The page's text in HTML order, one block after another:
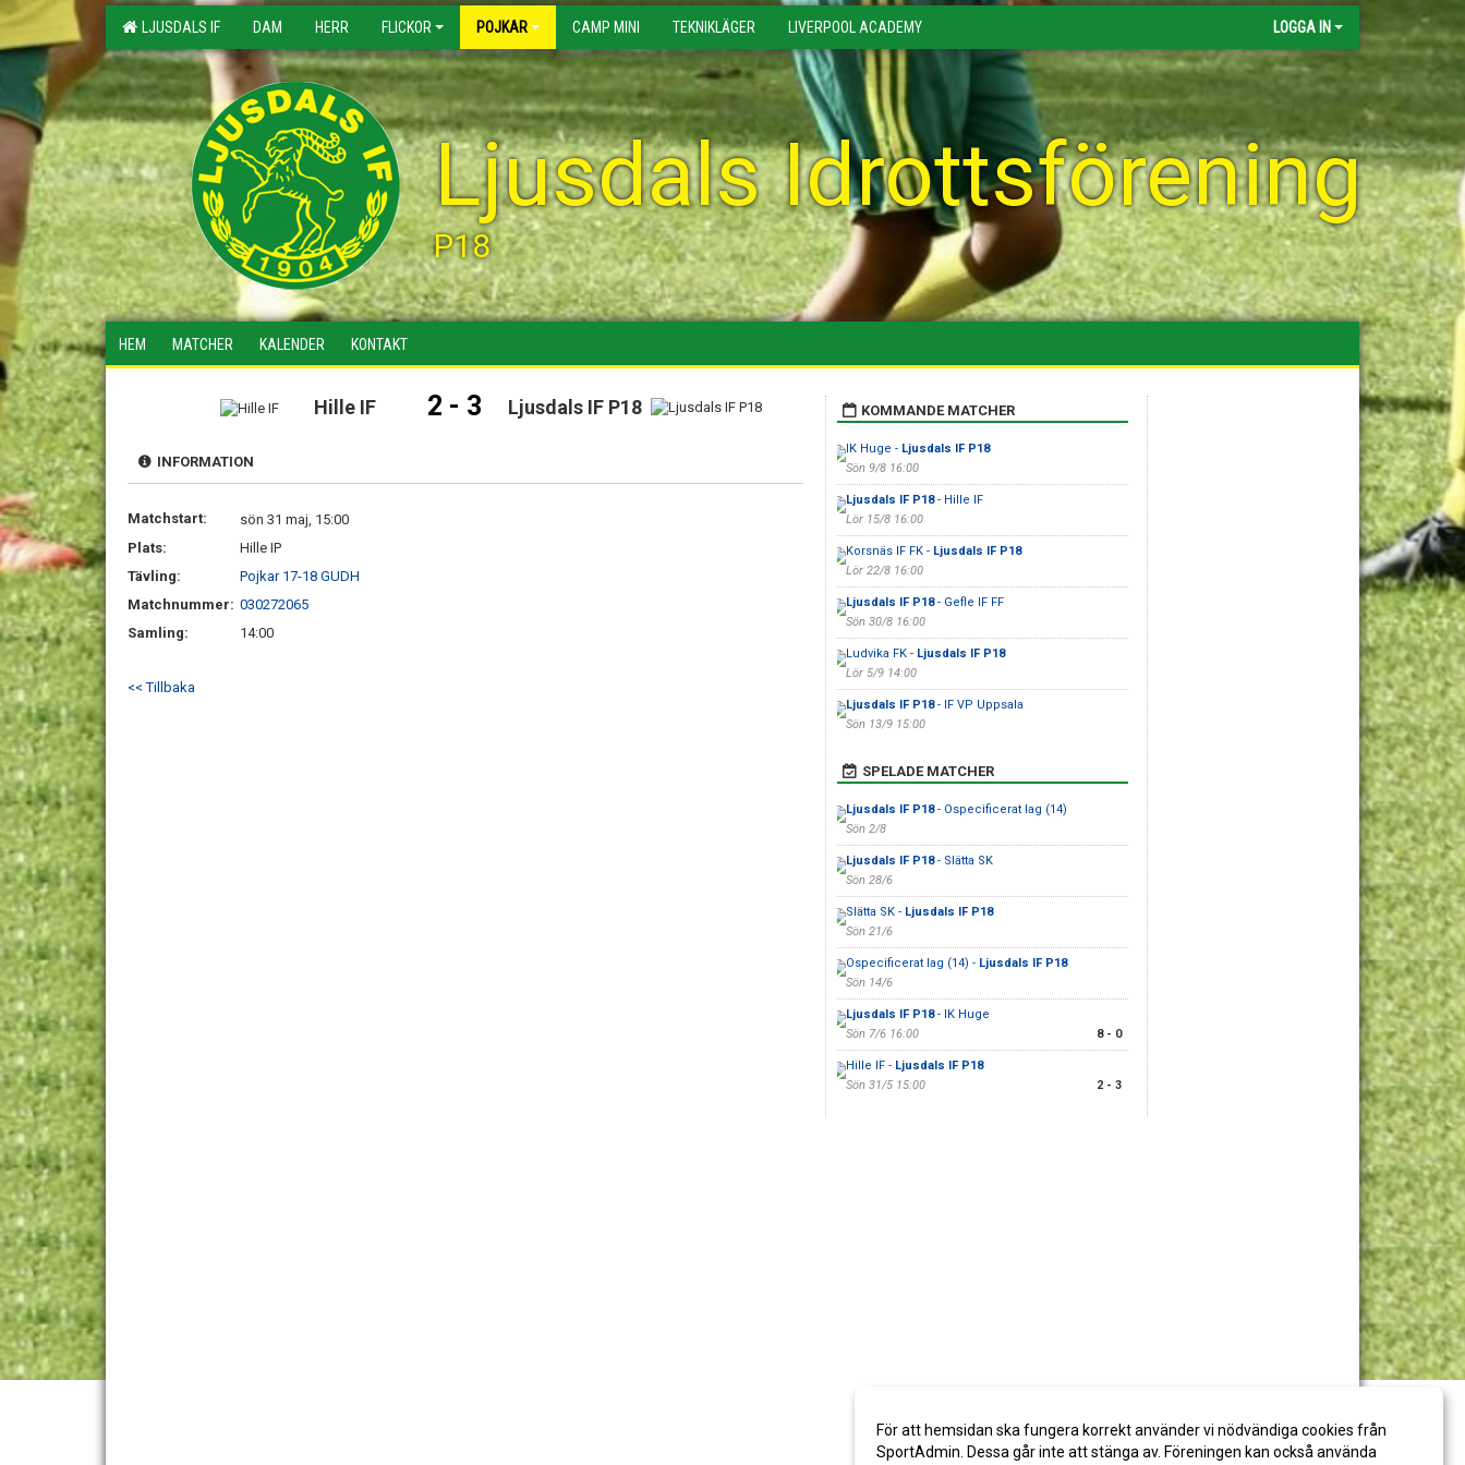
LJUSDALS IF DAM HERR FLICKOR POJKAR CAMP MINI TEKNIKLÄGER LIVERPOOL ACADEMY LOGGA IN
Ljusdals Idrottsförening
P18
HEM MATCHER KALENDER KONTAKT
Hille IF 2 - 3 Ljusdals IF P18
INFORMATION
Matchstart:
sön 31 maj, 15:00
Plats:
Hille IP
Tävling:
Pojkar 17-18 GUDH
Matchnummer: 030272065
Samling:
14:00
<< Tillbaka
KOMMANDE MATCHER
IK Huge - Ljusdals IF P18
Sön 9/8 16:00
Ljusdals IF P18- Hille IF
Lör 15/8 16:00
Korsnäs IF FK - Ljusdals IF P18
Lör 22/8 16:00
Ljusdals IF P18- Gefle IF FF
Sön 30/8 16:00
Ludvika FK - Ljusdals IF P18
Lör 5/9 14:00
Ljusdals IF P18- IF VP Uppsala
Sön 13/9 15:00
SPELADE MATCHER
Ljusdals IF P18- Ospecificerat lag (14)
Sön 2/8
Ljusdals IF P18- Slätta SK
Sön 28/6
Slätta SK - Ljusdals IF P18
Sön 21/6
Ospecificerat lag (14) - Ljusdals IF P18
Sön 14/6
Ljusdals IF P18- IK Huge
Sön 7/6 16:00
8 - 0
Hille IF - Ljusdals IF P18
Sön 31/5 15:00
2 - 3
För att hemsidan ska fungera korrekt använder vi nödvändiga cookies från
SportAdmin. Dessa går inte att stänga av. Föreningen kan också använda